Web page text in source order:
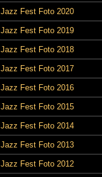
Jazz Fest Foto 2020
Jazz Fest Foto 2019
Jazz Fest Foto 2018
Jazz Fest Foto 2017
Jazz Fest Foto 2016
Jazz Fest Foto 2015
Jazz Fest Foto 2014
Jazz Fest Foto 2013
Jazz Fest Foto 2012